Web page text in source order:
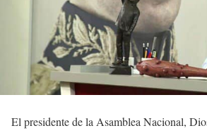
El presidente de la Asamblea Nacional,